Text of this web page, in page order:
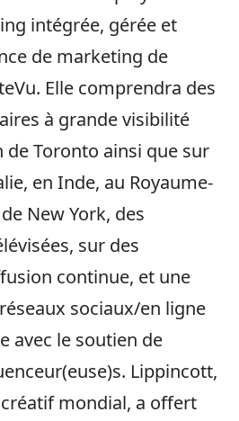
intégrée, gérée et
de marketing de
Elle comprendra des
à grande visibilité
de Toronto ainsi que sur
en Inde, au Royaume-
New York, des
sur des
continue, et une
sociaux/en ligne
avec le soutien de
Lippincott,
mondial, a offert